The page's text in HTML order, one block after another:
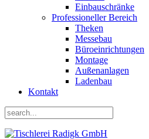
Einbauschränke
Professioneller Bereich
Theken
Messebau
Büroeinrichtungen
Montage
Außenanlagen
Ladenbau
Kontakt